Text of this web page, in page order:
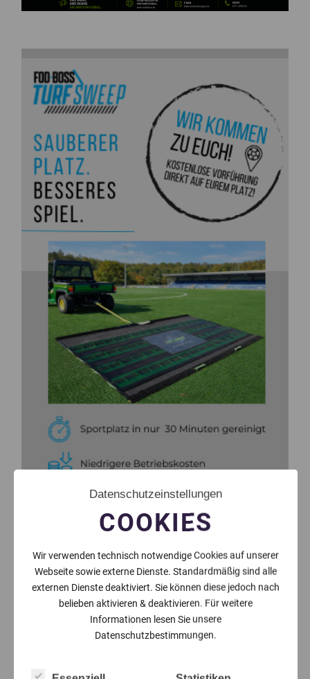
Datenschutzeinstellungen
COOKIES
Wir verwenden technisch notwendige Cookies auf unserer
Webseite sowie externe Dienste. Standardmäßig sind alle
externen Dienste deaktiviert. Sie können diese jedoch nach
belieben aktivieren & deaktivieren. Für weitere
Informationen lesen Sie unsere
Datenschutzbestimmungen.